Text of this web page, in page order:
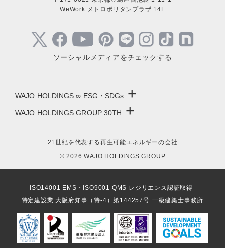
WeWork メトロポリタンプラザ 14F
ソーシャルメディアをチェックする
WAJO HOLDINGS ∞ ESG・SDGs +
- NonFIT太陽光発電所
- FIP転換と蓄電池の増設
- パワコン交換とリパワリング
- 発電所のパネル 撤去・解体・処分
- 低圧蓄電池の導入
WAJO HOLDINGS GROUP 30TH +
- 今から始める太陽光投資
- 太陽光発電所の売却査定
21世紀を代表する再生可能エネルギーの会社
© 2026 WAJO HOLDINGS GROUP
ISO14001 EMS・ISO9001 QMS レジリエンス認証取得
特定建設業 大阪府知事（特-4）第144257号 一級建築士事務所